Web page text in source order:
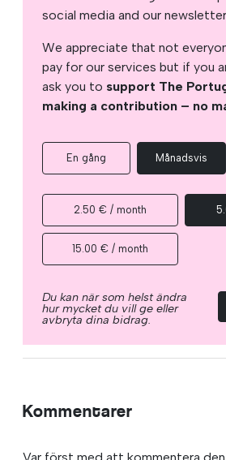
social media and our
We appreciate that not
pay for our services but if you
ask you to support The
making a contribution – no
En gång Månadsvis
2.50 € / month
15.00 € / month
Du kan när som helst ändra
hur mycket du vill ge eller
avbryta dina bidrag.
Kommentarer